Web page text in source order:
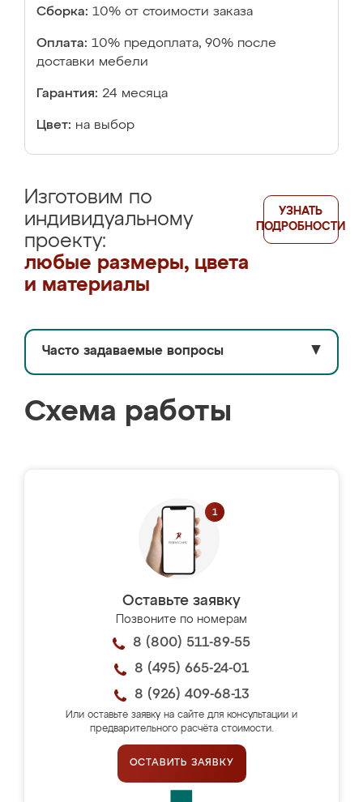
Сборка: 10% от стоимости заказа
Оплата: 10% предоплата, 90% после
доставки мебели
Гарантия: 24 месяца
Цвет: на выбор
Изготовим по
индивидуальному
проекту:
любые размеры, цвета
и материалы
УЗНАТЬ
ПОДРОБНОСТИ
Часто задаваемые вопросы ▼
Схема работы
Оставьте заявку
Позвоните по номерам
8 (800) 511-89-55
8 (495) 665-24-01
8 (926) 409-68-13
Или оставьте заявку на сайте для консультации и
предварительного расчёта стоимости.
ОСТАВИТЬ ЗАЯВКУ